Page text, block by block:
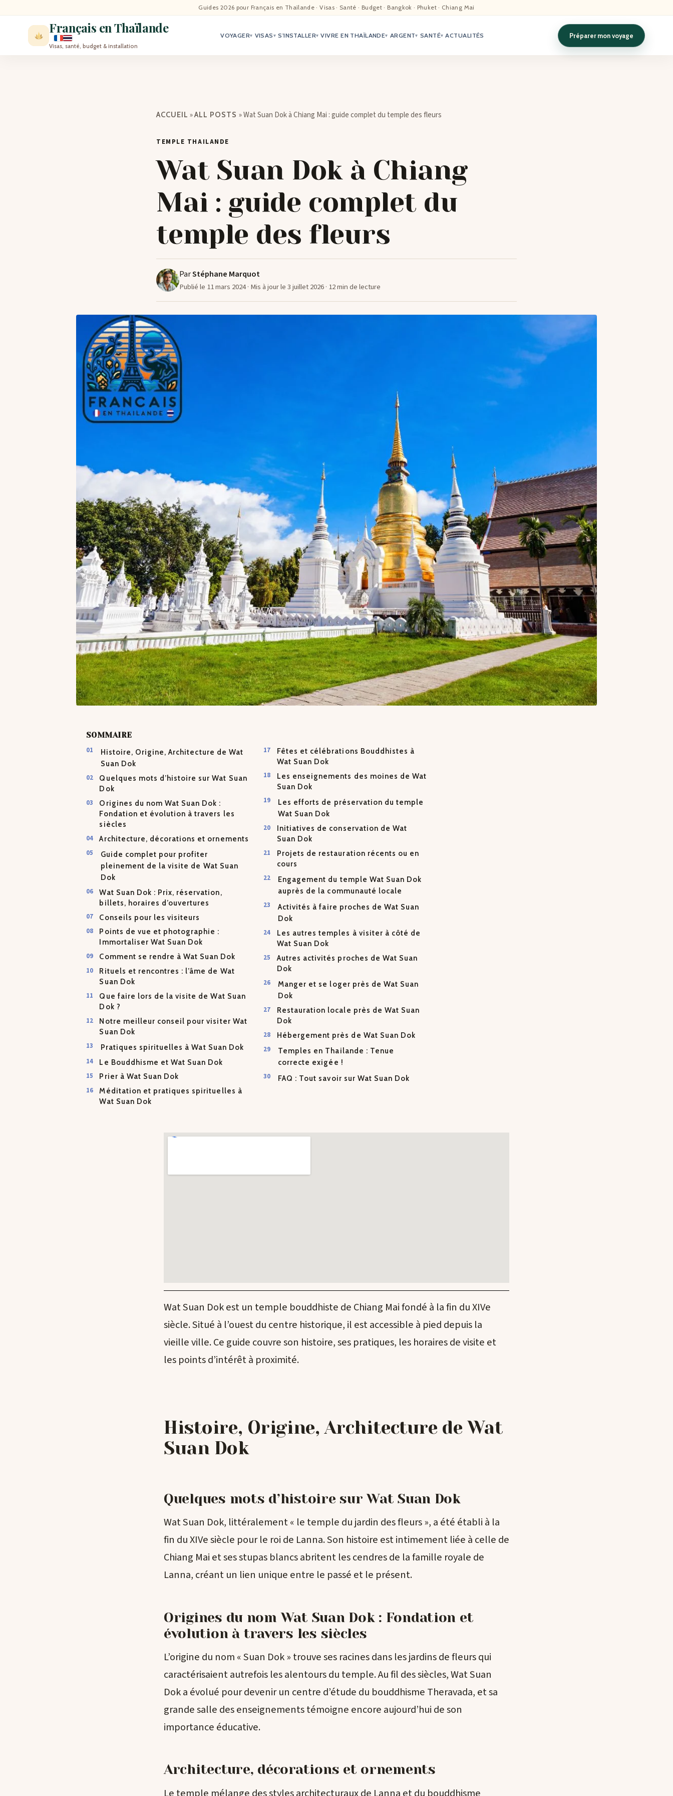
Guides 2026 pour Français en Thaïlande · Visas · Santé · Budget · Bangkok · Phuket · Chiang Mai
Français en Thaïlande
Visas, santé, budget & installation
VOYAGER▾ VISAS ▾ S'INSTALLER▾ VIVRE EN THAÏLANDE▾ ARGENT▾ SANTÉ▾ ACTUALITÉS Préparer mon voyage
ACCUEIL
ACTUALITÉ
ACCUEIL »ALL POSTS »Wat Suan Dok à Chiang Mai : guide complet du temple des fleurs
TEMPLE THAILANDE
Wat Suan Dok à Chiang
Mai : guide complet du
temple des fleurs
ParStéphane Marquot
Publié le 11 mars 2024· Mis à jour le 3 juillet 2026· 12 min de lecture
SOMMAIRE
Histoire, Origine, Architecture de Wat
Suan Dok
Quelques mots d’histoire sur Wat Suan
Dok
Origines du nom Wat Suan Dok :
Fondation et évolution à travers les
siècles
Architecture, décorations et ornements
Guide complet pour profiter
pleinement de la visite de Wat Suan
Dok
Wat Suan Dok : Prix, réservation,
billets, horaires d’ouvertures
Conseils pour les visiteurs
Points de vue et photographie :
Immortaliser Wat Suan Dok
Comment se rendre à Wat Suan Dok
Rituels et rencontres : l’âme de Wat
Suan Dok
Que faire lors de la visite de Wat Suan
Dok ?
Notre meilleur conseil pour visiter Wat
Suan Dok
Pratiques spirituelles à Wat Suan Dok
Le Bouddhisme et Wat Suan Dok
Prier à Wat Suan Dok
Méditation et pratiques spirituelles à
Wat Suan Dok
Fêtes et célébrations Bouddhistes à
Wat Suan Dok
Les enseignements des moines de Wat
Suan Dok
Les efforts de préservation du temple
Wat Suan Dok
Initiatives de conservation de Wat
Suan Dok
Projets de restauration récents ou en
cours
Engagement du temple Wat Suan Dok
auprès de la communauté locale
Activités à faire proches de Wat Suan
Dok
Les autres temples à visiter à côté de
Wat Suan Dok
Autres activités proches de Wat Suan
Dok
Manger et se loger près de Wat Suan
Dok
Restauration locale près de Wat Suan
Dok
Hébergement près de Wat Suan Dok
Temples en Thailande : Tenue
correcte exigée !
FAQ : Tout savoir sur Wat Suan Dok
Wat Suan Dok est un temple bouddhiste de Chiang Mai fondé à la fin du XIVe
siècle. Situé à l’ouest du centre historique, il est accessible à pied depuis la
vieille ville. Ce guide couvre son histoire, ses pratiques, les horaires de visite et
les points d’intérêt à proximité.
Histoire, Origine, Architecture de Wat
Suan Dok
Quelques mots d’histoire sur Wat Suan Dok
Wat Suan Dok, littéralement « le temple du jardin des fleurs », a été établi à la
fin du XIVe siècle pour le roi de Lanna. Son histoire est intimement liée à celle de
Chiang Mai et ses stupas blancs abritent les cendres de la famille royale de
Lanna, créant un lien unique entre le passé et le présent.
Origines du nom Wat Suan Dok : Fondation et
évolution à travers les siècles
L’origine du nom « Suan Dok » trouve ses racines dans les jardins de fleurs qui
caractérisaient autrefois les alentours du temple. Au fil des siècles, Wat Suan
Dok a évolué pour devenir un centre d’étude du bouddhisme Theravada, et sa
grande salle des enseignements témoigne encore aujourd’hui de son
importance éducative.
Architecture, décorations et ornements